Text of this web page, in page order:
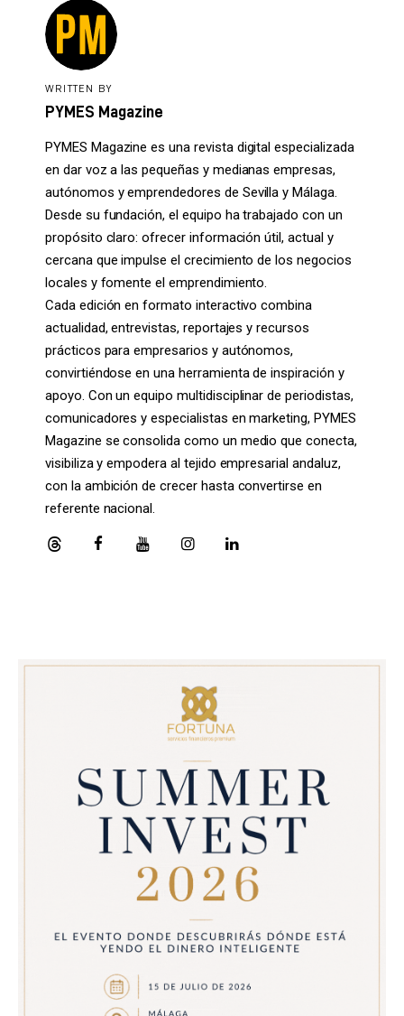
WRITTEN BY
PYMES Magazine
PYMES Magazine es una revista digital especializada
en dar voz a las pequeñas y medianas empresas,
autónomos y emprendedores de Sevilla y Málaga.
Desde su fundación, el equipo ha trabajado con un
propósito claro: ofrecer información útil, actual y
cercana que impulse el crecimiento de los negocios
locales y fomente el emprendimiento.
Cada edición en formato interactivo combina
actualidad, entrevistas, reportajes y recursos
prácticos para empresarios y autónomos,
convirtiéndose en una herramienta de inspiración y
apoyo. Con un equipo multidisciplinar de periodistas,
comunicadores y especialistas en marketing, PYMES
Magazine se consolida como un medio que conecta,
visibiliza y empodera al tejido empresarial andaluz,
con la ambición de crecer hasta convertirse en
referente nacional.